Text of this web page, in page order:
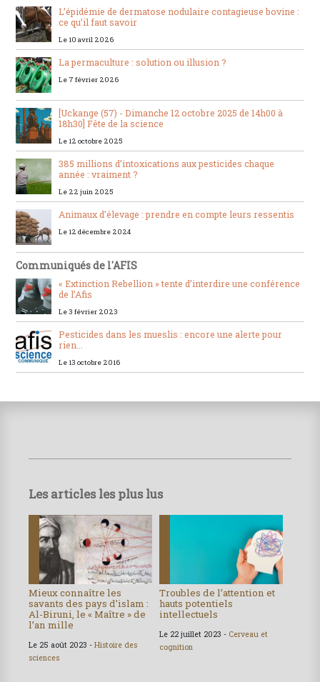
L’épidémie de dermatose nodulaire contagieuse bovine :
ce qu’il faut savoir
Le 10 avril 2026
La permaculture : solution ou illusion ?
Le 7 février 2026
[Uckange (57) - Dimanche 12 octobre 2025 de 14h00 à
18h30] Fête de la science
Le 12 octobre 2025
385 millions d’intoxications aux pesticides chaque
année : vraiment ?
Le 22 juin 2025
Animaux d’élevage : prendre en compte leurs ressentis
Le 12 décembre 2024
Communiqués de l'AFIS
« Extinction Rebellion » tente d’interdire une conférence
de l’Afis
Le 3 février 2023
Pesticides dans les mueslis : encore une alerte pour
rien...
Le 13 octobre 2016
Les articles les plus lus
Mieux connaître les
savants des pays d’islam :
Al-Biruni, le « Maître » de
l’an mille
Le 25 août 2023 - Histoire des
sciences
Troubles de l’attention et
hauts potentiels
intellectuels
Le 22 juillet 2023 - Cerveau et
cognition